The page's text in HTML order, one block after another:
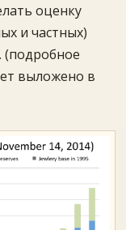
оценку
и частных)
(подробное
выложено в